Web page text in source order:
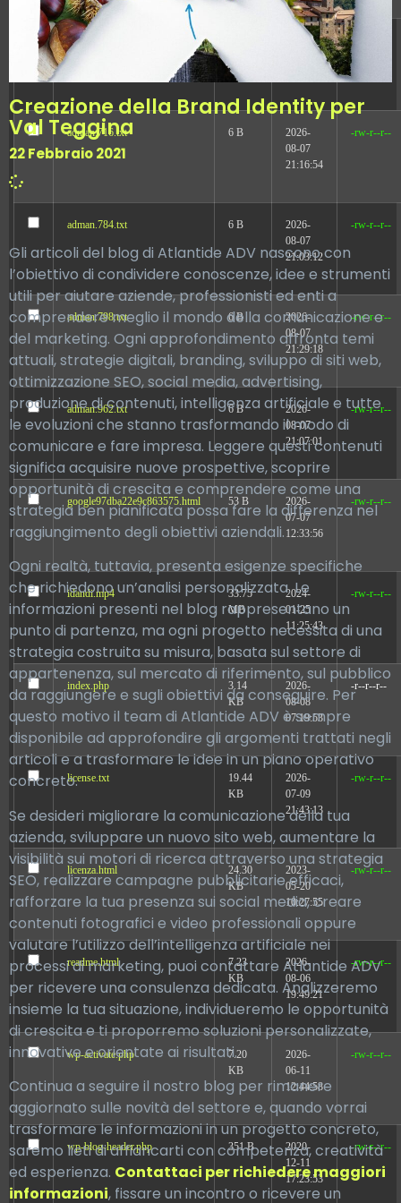
adman.600.txt
2026-
-rw-r--r--
adman.716.txt 6 B
2026-
08-07
21:16:54
-rw-r--r--
adman.784.txt 6 B
2026-
08-07
21:03:12
-rw-r--r--
adman.798.txt 6 B
2026-
08-07
21:29:18
-rw-r--r--
adman.962.txt 6 B
2026-
08-07
21:07:01
-rw-r--r--
google97dba22e9c863575.html 53 B
2026-
07-07
12:33:56
-rw-r--r--
idandi.mp4
33.75
MB
2024-
01-25
11:25:43
-rw-r--r--
index.php
3.14
KB
2026-
08-08
07:19:53
-r--r--r--
license.txt
19.44
KB
2026-
07-09
21:43:13
-rw-r--r--
licenza.html
24.30
KB
2023-
05-20
10:27:55
-rw-r--r--
readme.html
7.23
KB
2026-
08-06
19:49:21
-rw-r--r--
wp-activate.php
7.20
KB
2026-
06-11
12:44:58
-rw-r--r--
wp-blog-header.php 351 B
2020-
12-11
17:23:53
-rw-r--r--
Creazione della Brand Identity per
Val Teggina
22 Febbraio 2021
Gli articoli del blog di Atlantide ADV nascono con
l’obiettivo di condividere conoscenze, idee e strumenti
utili per aiutare aziende, professionisti ed enti a
comprendere meglio il mondo della comunicazione e
del marketing. Ogni approfondimento affronta temi
attuali, strategie digitali, branding, sviluppo di siti web,
ottimizzazione SEO, social media, advertising,
produzione di contenuti, intelligenza artificiale e tutte
le evoluzioni che stanno trasformando il modo di
comunicare e fare impresa. Leggere questi contenuti
significa acquisire nuove prospettive, scoprire
opportunità di crescita e comprendere come una
strategia ben pianificata possa fare la differenza nel
raggiungimento degli obiettivi aziendali.
Ogni realtà, tuttavia, presenta esigenze specifiche
che richiedono un’analisi personalizzata. Le
informazioni presenti nel blog rappresentano un
punto di partenza, ma ogni progetto necessita di una
strategia costruita su misura, basata sul settore di
appartenenza, sul mercato di riferimento, sul pubblico
da raggiungere e sugli obiettivi da conseguire. Per
questo motivo il team di Atlantide ADV è sempre
disponibile ad approfondire gli argomenti trattati negli
articoli e a trasformare le idee in un piano operativo
concreto.
Se desideri migliorare la comunicazione della tua
azienda, sviluppare un nuovo sito web, aumentare la
visibilità sui motori di ricerca attraverso una strategia
SEO, realizzare campagne pubblicitarie efficaci,
rafforzare la tua presenza sui social media, creare
contenuti fotografici e video professionali oppure
valutare l’utilizzo dell’intelligenza artificiale nei
processi di marketing, puoi contattare Atlantide ADV
per ricevere una consulenza dedicata. Analizzeremo
insieme la tua situazione, individueremo le opportunità
di crescita e ti proporremo soluzioni personalizzate,
innovative e orientate ai risultati.
Continua a seguire il nostro blog per rimanere
aggiornato sulle novità del settore e, quando vorrai
trasformare le informazioni in un progetto concreto,
saremo lieti di affiancarti con competenza, creatività
ed esperienza. Contattaci per richiedere maggiori
informazioni, fissare un incontro o ricevere un